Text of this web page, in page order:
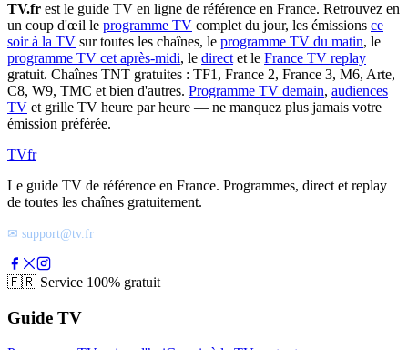
TV.fr est le guide TV en ligne de référence en France. Retrouvez en
un coup d'œil le programme TV complet du jour, les émissions ce
soir à la TV sur toutes les chaînes, le programme TV du matin, le
programme TV cet après-midi, le direct et le France TV replay
gratuit. Chaînes TNT gratuites : TF1, France 2, France 3, M6, Arte,
C8, W9, TMC et bien d'autres. Programme TV demain, audiences
TV et grille TV heure par heure — ne manquez plus jamais votre
émission préférée.
TVfr
Le guide TV de référence en France. Programmes, direct et replay
de toutes les chaînes gratuitement.
✉ support@tv.fr
🇫🇷 Service 100% gratuit
Guide TV